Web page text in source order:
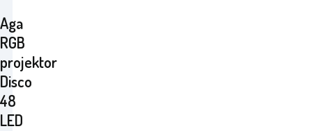
Aga
RGB
projektor
Disco
48
LED